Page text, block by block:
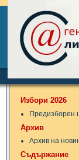
Избори 2026
Предизборен
Архив
Архив на
Съдържание